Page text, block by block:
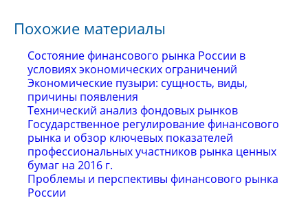
Похожие материалы
Состояние финансового рынка России в
условиях экономических ограничений
Экономические пузыри: сущность, виды,
причины появления
Технический анализ фондовых рынков
Государственное регулирование финансового
рынка и обзор ключевых показателей
профессиональных участников рынка ценных
бумаг на 2016 г.
Проблемы и перспективы финансового рынка
России